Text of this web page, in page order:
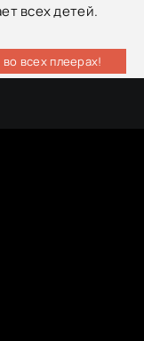
всех детей.
всех плеерах!